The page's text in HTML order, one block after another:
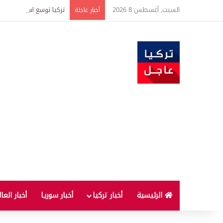
السبت, أغسطس 8 2026 أخبار عاجلة تركيا توسع استثمارات الطاقة في 3 قارات
الرئيسية أخبار تركيا أخبار سوريا أخبار